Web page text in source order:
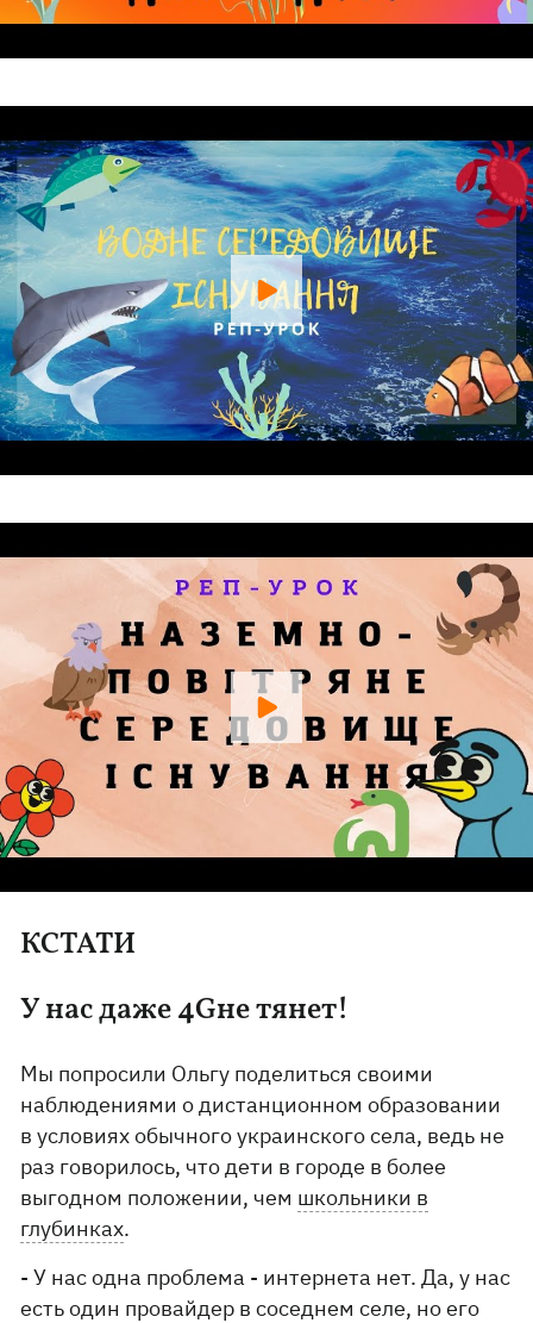
КСТАТИ
У нас даже 4Gне тянет!
Мы попросили Ольгу поделиться своими
наблюдениями о дистанционном образовании
в условиях обычного украинского села, ведь не
раз говорилось, что дети в городе в более
выгодном положении, чем школьники в
глубинках.
- У нас одна проблема - интернета нет. Да, у нас
есть один провайдер в соседнем селе, но его